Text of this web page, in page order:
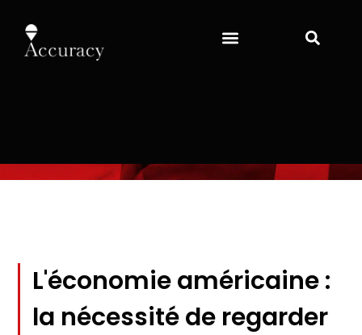
L'économie américaine :
la nécessité de regarder